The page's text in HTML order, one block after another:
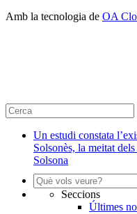
Amb la tecnologia de OA
Un estudi constata
Solsonès, la meitat
Solsona
Seccions
Últimes